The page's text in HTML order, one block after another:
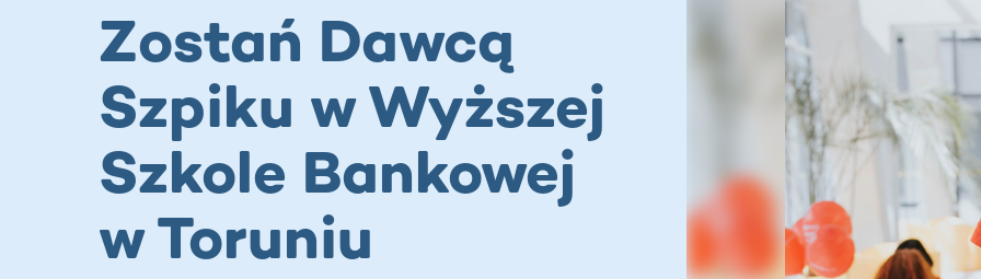
Zostań Dawcą
Szpiku w Wyższej
Szkole Bankowej
w Toruniu